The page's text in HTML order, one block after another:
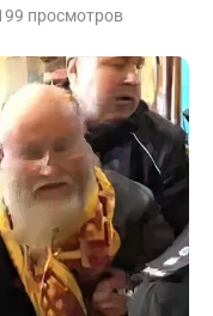
просмотров